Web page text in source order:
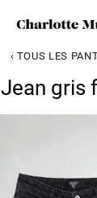
‹ TOUS LES
Jean gris